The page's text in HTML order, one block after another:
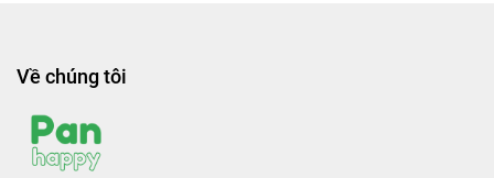
Về chúng tôi